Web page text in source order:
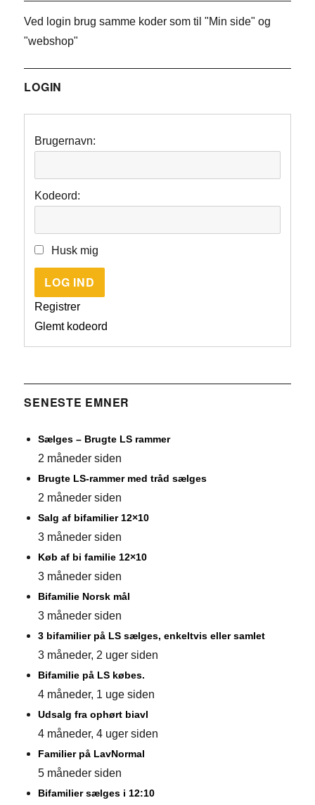
Ved login brug samme koder som til "Min side" og
"webshop"
LOGIN
Brugernavn:
Kodeord:
Husk mig
LOG IND
Registrer
Glemt kodeord
SENESTE EMNER
Sælges – Brugte LS rammer
2 måneder siden
Brugte LS-rammer med tråd sælges
2 måneder siden
Salg af bifamilier 12×10
3 måneder siden
Køb af bi familie 12×10
3 måneder siden
Bifamilie Norsk mål
3 måneder siden
3 bifamilier på LS sælges, enkeltvis eller samlet
3 måneder, 2 uger siden
Bifamilie på LS købes.
4 måneder, 1 uge siden
Udsalg fra ophørt biavl
4 måneder, 4 uger siden
Familier på LavNormal
5 måneder siden
Bifamilier sælges i 12:10